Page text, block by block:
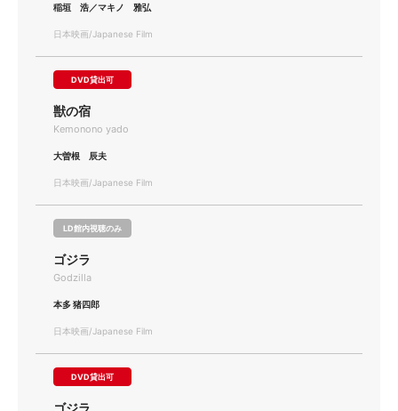
稲垣 浩／マキノ 雅弘
日本映画/Japanese Film
DVD貸出可
獣の宿
Kemonono yado
大曽根 辰夫
日本映画/Japanese Film
LD館内視聴のみ
ゴジラ
Godzilla
本多 猪四郎
日本映画/Japanese Film
DVD貸出可
ゴジラ